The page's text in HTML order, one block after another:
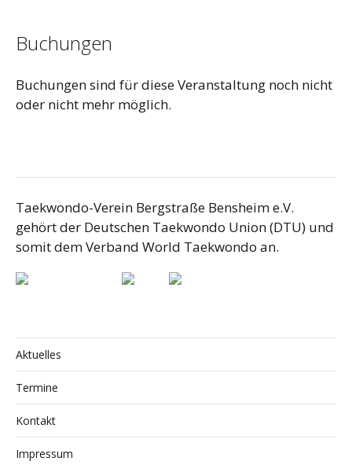
Buchungen
Buchungen sind für diese Veranstaltung noch nicht
oder nicht mehr möglich.
Taekwondo-Verein Bergstraße Bensheim e.V.
gehört der Deutschen Taekwondo Union (DTU) und
somit dem Verband World Taekwondo an.
Aktuelles
Termine
Kontakt
Impressum